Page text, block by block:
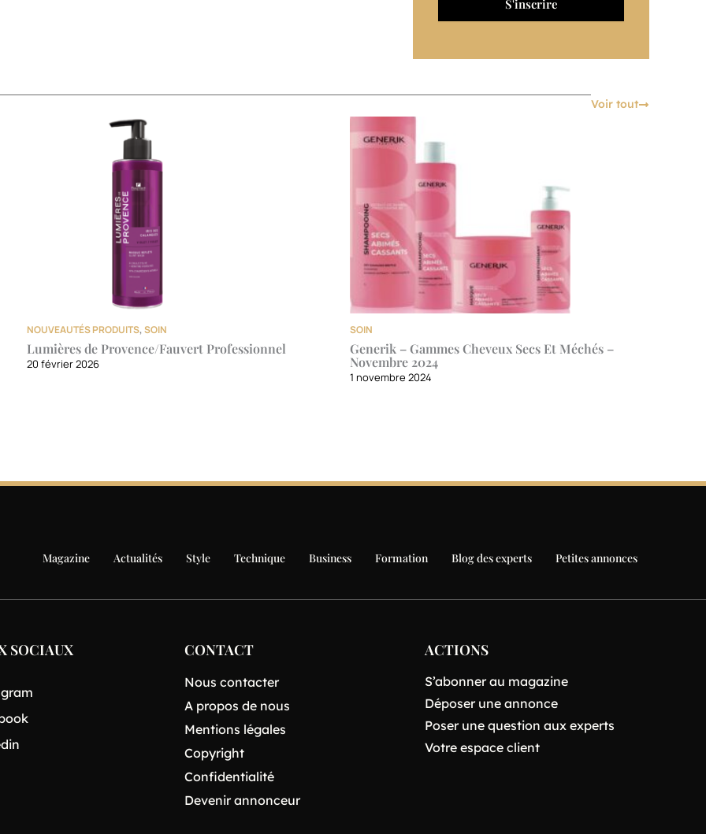
Voir tout
NOUVEAUTÉS PRODUITS,SOIN
Lumières de Provence/Fauvert Professionnel
20 février 2026
SOIN
Generik – Gammes Cheveux Secs Et Méchés –
Novembre 2024
1 novembre 2024
Magazine Actualités Style Technique Business Formation Blog des experts Petites annonces
SOCIAUX CONTACT
Nous contacter
A propos de nous
Mentions légales
Copyright
Confidentialité
Devenir annonceur
ACTIONS
S’abonner au magazine
Déposer une annonce
Poser une question aux experts
Votre espace client